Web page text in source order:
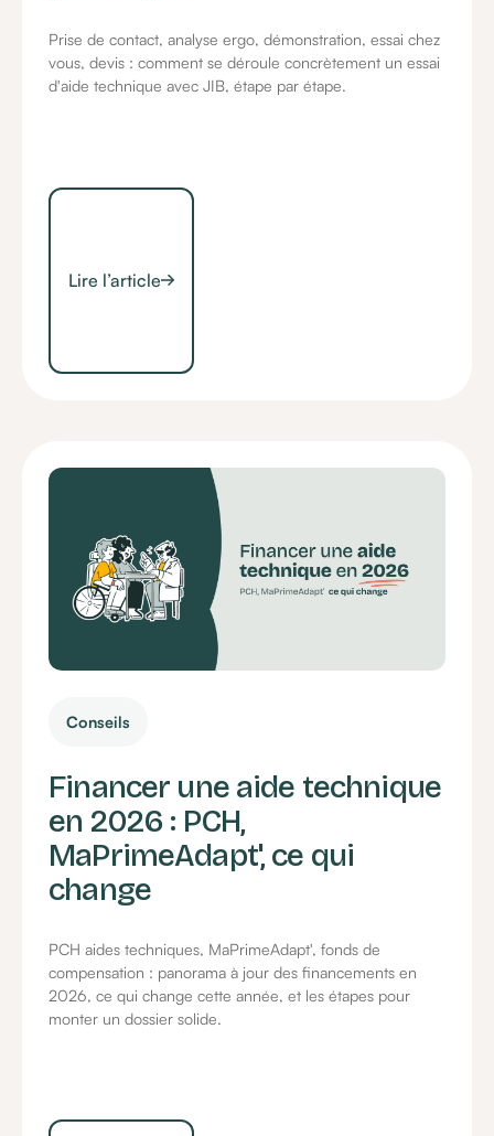
Prise de contact, analyse ergo, démonstration, essai chez
vous, devis : comment se déroule concrètement un essai
d'aide technique avec JIB, étape par étape.
Lire l’article
Conseils
Financer une aide technique
en 2026 : PCH,
MaPrimeAdapt', ce qui
change
PCH aides techniques, MaPrimeAdapt', fonds de
compensation : panorama à jour des financements en
2026, ce qui change cette année, et les étapes pour
monter un dossier solide.